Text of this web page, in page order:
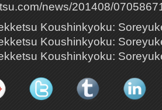
news/201408/